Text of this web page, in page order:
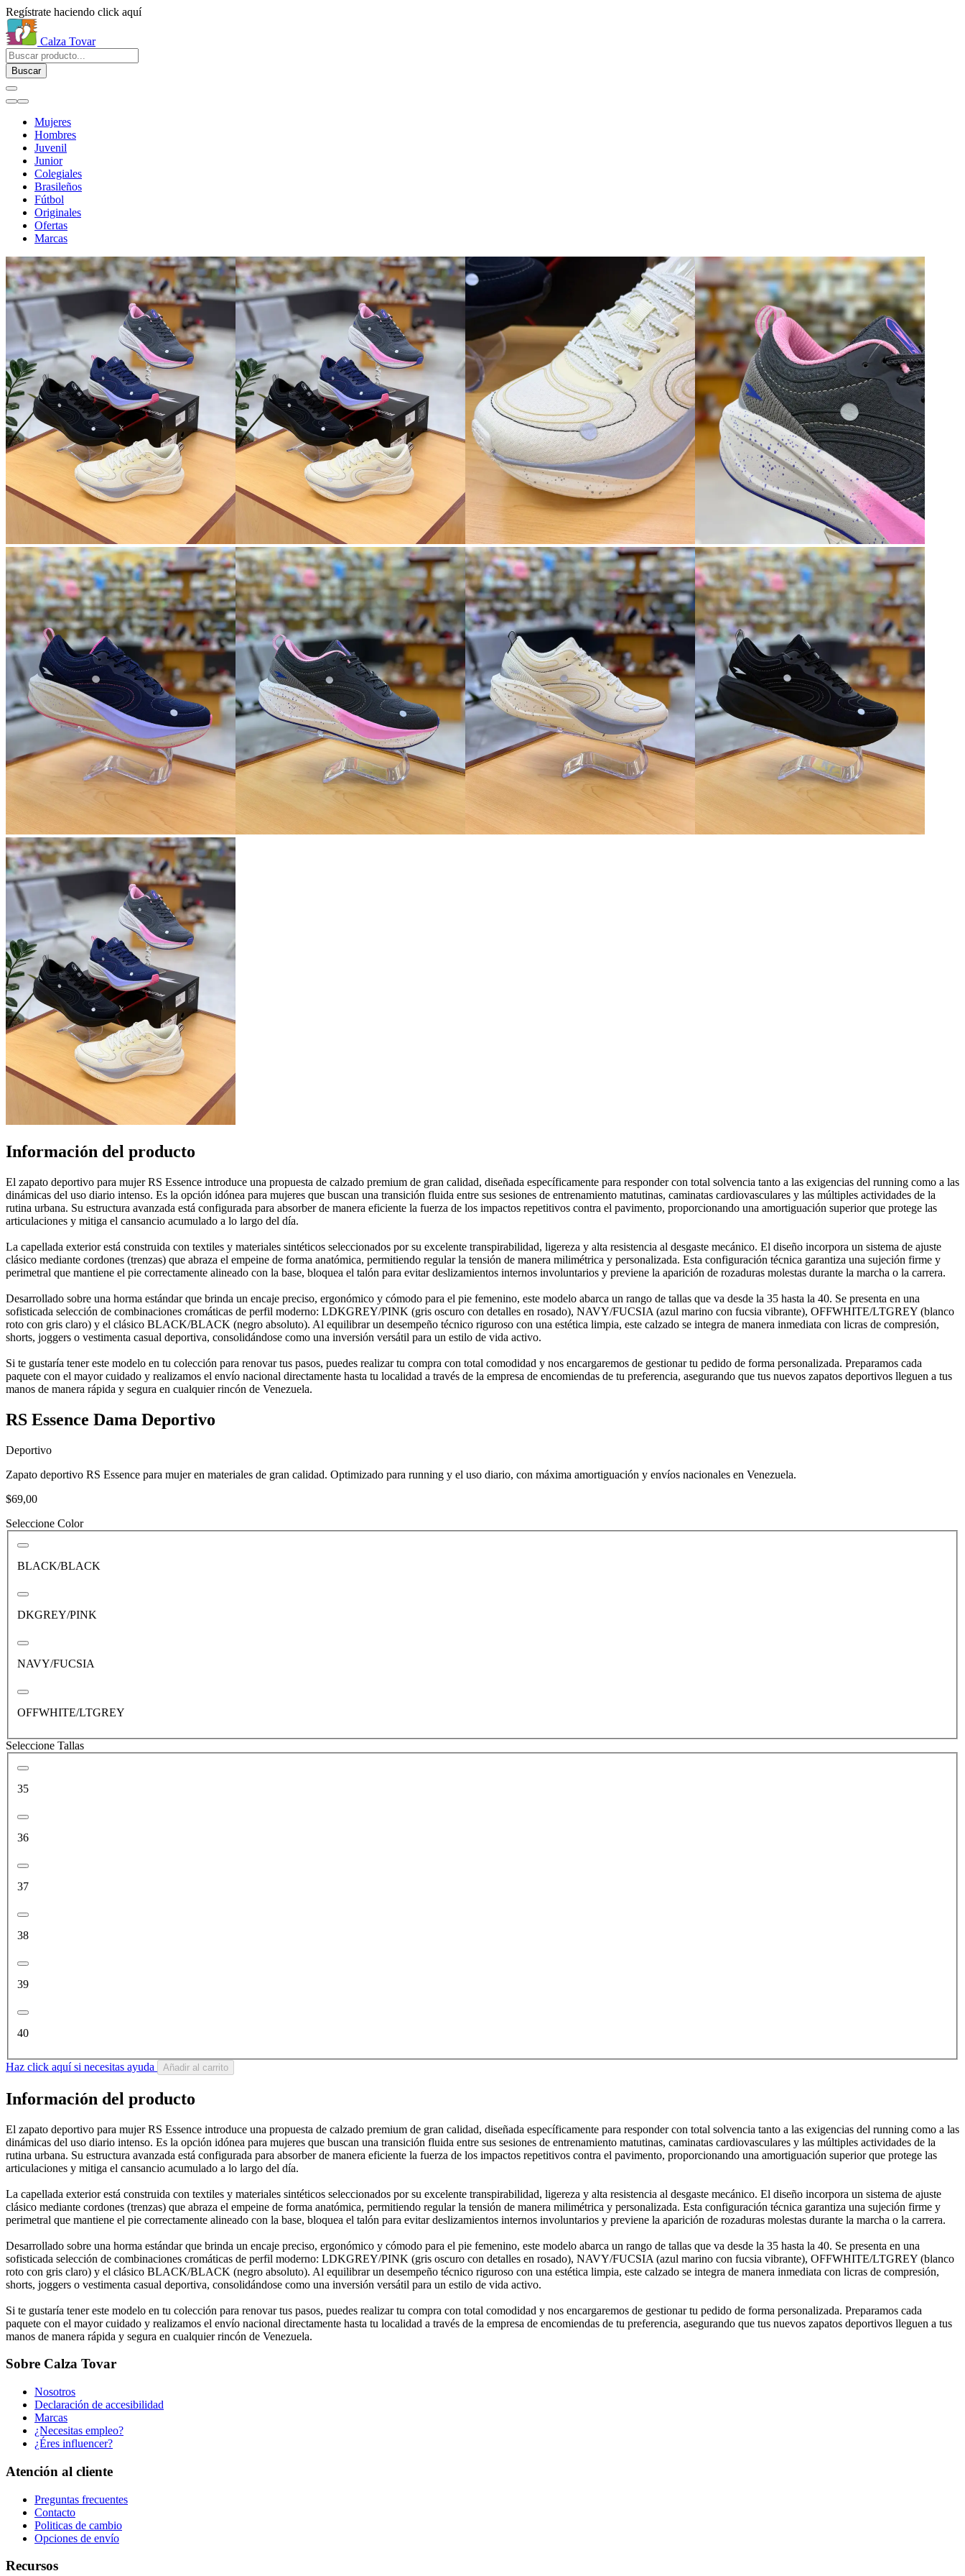
Regístrate haciendo click aquí
Calza Tovar
Buscar
Mujeres
Hombres
Juvenil
Junior
Colegiales
Brasileños
Fútbol
Originales
Ofertas
Marcas
Información del producto
El zapato deportivo para mujer RS Essence introduce una propuesta de calzado premium de gran calidad, diseñada específicamente para responder con total solvencia tanto a las exigencias del running como a las
dinámicas del uso diario intenso. Es la opción idónea para mujeres que buscan una transición fluida entre sus sesiones de entrenamiento matutinas, caminatas cardiovasculares y las múltiples actividades de la
rutina urbana. Su estructura avanzada está configurada para absorber de manera eficiente la fuerza de los impactos repetitivos contra el pavimento, proporcionando una amortiguación superior que protege las
articulaciones y mitiga el cansancio acumulado a lo largo del día.
La capellada exterior está construida con textiles y materiales sintéticos seleccionados por su excelente transpirabilidad, ligereza y alta resistencia al desgaste mecánico. El diseño incorpora un sistema de ajuste
clásico mediante cordones (trenzas) que abraza el empeine de forma anatómica, permitiendo regular la tensión de manera milimétrica y personalizada. Esta configuración técnica garantiza una sujeción firme y
perimetral que mantiene el pie correctamente alineado con la base, bloquea el talón para evitar deslizamientos internos involuntarios y previene la aparición de rozaduras molestas durante la marcha o la carrera.
Desarrollado sobre una horma estándar que brinda un encaje preciso, ergonómico y cómodo para el pie femenino, este modelo abarca un rango de tallas que va desde la 35 hasta la 40. Se presenta en una
sofisticada selección de combinaciones cromáticas de perfil moderno: LDKGREY/PINK (gris oscuro con detalles en rosado), NAVY/FUCSIA (azul marino con fucsia vibrante), OFFWHITE/LTGREY (blanco
roto con gris claro) y el clásico BLACK/BLACK (negro absoluto). Al equilibrar un desempeño técnico riguroso con una estética limpia, este calzado se integra de manera inmediata con licras de compresión,
shorts, joggers o vestimenta casual deportiva, consolidándose como una inversión versátil para un estilo de vida activo.
Si te gustaría tener este modelo en tu colección para renovar tus pasos, puedes realizar tu compra con total comodidad y nos encargaremos de gestionar tu pedido de forma personalizada. Preparamos cada
paquete con el mayor cuidado y realizamos el envío nacional directamente hasta tu localidad a través de la empresa de encomiendas de tu preferencia, asegurando que tus nuevos zapatos deportivos lleguen a tus
manos de manera rápida y segura en cualquier rincón de Venezuela.
RS Essence Dama Deportivo
Deportivo
Zapato deportivo RS Essence para mujer en materiales de gran calidad. Optimizado para running y el uso diario, con máxima amortiguación y envíos nacionales en Venezuela.
$69,00
Seleccione Color
BLACK/BLACK
DKGREY/PINK
NAVY/FUCSIA
OFFWHITE/LTGREY
Seleccione Tallas
35
36
37
38
39
40
Haz click aquí si necesitas ayuda Añadir al carrito
Información del producto
El zapato deportivo para mujer RS Essence introduce una propuesta de calzado premium de gran calidad, diseñada específicamente para responder con total solvencia tanto a las exigencias del running como a las
dinámicas del uso diario intenso. Es la opción idónea para mujeres que buscan una transición fluida entre sus sesiones de entrenamiento matutinas, caminatas cardiovasculares y las múltiples actividades de la
rutina urbana. Su estructura avanzada está configurada para absorber de manera eficiente la fuerza de los impactos repetitivos contra el pavimento, proporcionando una amortiguación superior que protege las
articulaciones y mitiga el cansancio acumulado a lo largo del día.
La capellada exterior está construida con textiles y materiales sintéticos seleccionados por su excelente transpirabilidad, ligereza y alta resistencia al desgaste mecánico. El diseño incorpora un sistema de ajuste
clásico mediante cordones (trenzas) que abraza el empeine de forma anatómica, permitiendo regular la tensión de manera milimétrica y personalizada. Esta configuración técnica garantiza una sujeción firme y
perimetral que mantiene el pie correctamente alineado con la base, bloquea el talón para evitar deslizamientos internos involuntarios y previene la aparición de rozaduras molestas durante la marcha o la carrera.
Desarrollado sobre una horma estándar que brinda un encaje preciso, ergonómico y cómodo para el pie femenino, este modelo abarca un rango de tallas que va desde la 35 hasta la 40. Se presenta en una
sofisticada selección de combinaciones cromáticas de perfil moderno: LDKGREY/PINK (gris oscuro con detalles en rosado), NAVY/FUCSIA (azul marino con fucsia vibrante), OFFWHITE/LTGREY (blanco
roto con gris claro) y el clásico BLACK/BLACK (negro absoluto). Al equilibrar un desempeño técnico riguroso con una estética limpia, este calzado se integra de manera inmediata con licras de compresión,
shorts, joggers o vestimenta casual deportiva, consolidándose como una inversión versátil para un estilo de vida activo.
Si te gustaría tener este modelo en tu colección para renovar tus pasos, puedes realizar tu compra con total comodidad y nos encargaremos de gestionar tu pedido de forma personalizada. Preparamos cada
paquete con el mayor cuidado y realizamos el envío nacional directamente hasta tu localidad a través de la empresa de encomiendas de tu preferencia, asegurando que tus nuevos zapatos deportivos lleguen a tus
manos de manera rápida y segura en cualquier rincón de Venezuela.
Sobre Calza Tovar
Nosotros
Declaración de accesibilidad
Marcas
¿Necesitas empleo?
¿Éres influencer?
Atención al cliente
Preguntas frecuentes
Contacto
Politicas de cambio
Opciones de envío
Recursos